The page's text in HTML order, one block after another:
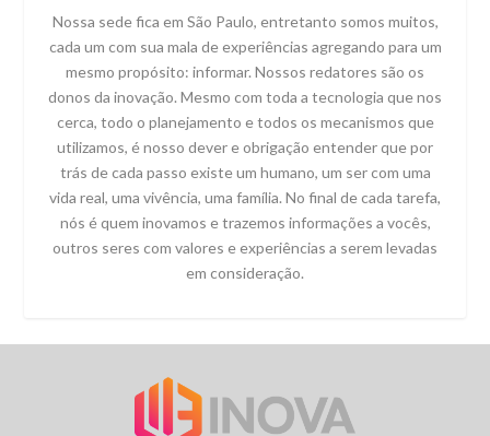
Nossa sede fica em São Paulo, entretanto somos muitos,
cada um com sua mala de experiências agregando para um
mesmo propósito: informar. Nossos redatores são os
donos da inovação. Mesmo com toda a tecnologia que nos
cerca, todo o planejamento e todos os mecanismos que
utilizamos, é nosso dever e obrigação entender que por
trás de cada passo existe um humano, um ser com uma
vida real, uma vivência, uma família. No final de cada tarefa,
nós é quem inovamos e trazemos informações a vocês,
outros seres com valores e experiências a serem levadas
em consideração.